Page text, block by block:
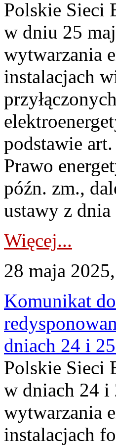
Polskie Sieci
w dniu 25
wytwarzania
instalacjach
podstawie
Prawo
późn. zm.,
ustawy z dnia
Więcej...
28 maja
Komunikat
dniach 24 i
Polskie Sieci
w dniach 24 i
wytwarzania
instalacjach